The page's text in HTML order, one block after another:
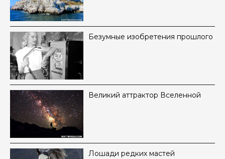
Безумные изобретения прошлого
Великий аттрактор Вселенной
Лошади редких мастей